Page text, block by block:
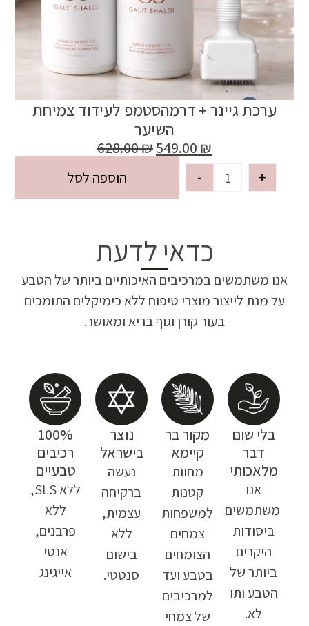
ערכת גיינר + דרמהסטמפ לעידוד צמיחת
השיער
628.00₪549.00 ₪
- + הוספה לסל
כדאי לדעת
אנו משתמשים במרכיבים האיכותיים ביותר של הטבע
על מנת לייצור מוצרי טיפוח ללא כימיקלים התומכים
בעור קורן וגוף בריא ומאושר.
100%
רכיבים
טבעיים
ללא SLS,
ללא
פרבנים,
אנטי
אייגינג
נוצר
בישראל
נעשה
ברקיחה
עצמית,
ללא
בישום
סנטטי.
מקור בר
קיימא
מחוות
קטנות
למשפחות
צמחים
הצומחים
בטבע ועד
למרכיבים
של צמחי
בלי שום
דבר
מלאכותי
אנו
משתמשים
ביסודות
היקרים
ביותר של
הטבע ותו
לא.